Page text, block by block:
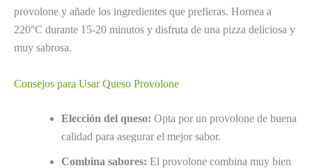
provolone y añade los ingredientes que prefieras. Hornea a
220°C durante 15-20 minutos y disfruta de una pizza deliciosa y
muy sabrosa.
Consejos para Usar Queso Provolone
Elección del queso: Opta por un provolone de buena
calidad para asegurar el mejor sabor.
Combina sabores: El provolone combina muy bien